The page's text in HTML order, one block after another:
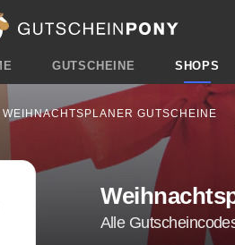
GUTSCHEINE SHOPS
WEIHNACHTSPLANER GUTSCHEINE
Alle